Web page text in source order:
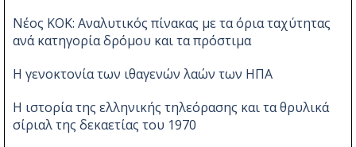
Νέος ΚΟΚ: Αναλυτικός πίνακας με τα όρια ταχύτητας
ανά κατηγορία δρόμου και τα πρόστιμα
Η γενοκτονία των ιθαγενών λαών των ΗΠΑ
Η ιστορία της ελληνικής τηλεόρασης και τα θρυλικά
σίριαλ της δεκαετίας του 1970